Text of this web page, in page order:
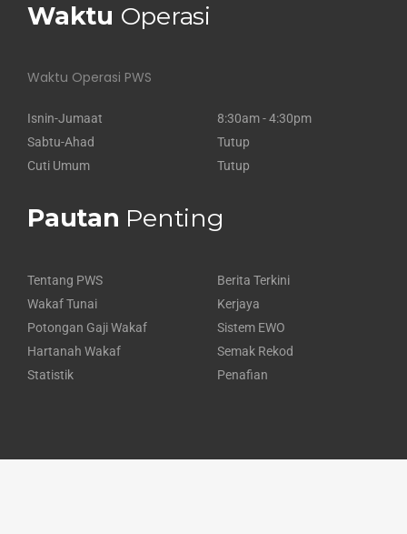
Waktu Operasi
Waktu Operasi PWS
Isnin-Jumaat
Sabtu-Ahad
Cuti Umum
8:30am - 4:30pm
Tutup
Tutup
Pautan Penting
Tentang PWS
Wakaf Tunai
Potongan Gaji Wakaf
Hartanah Wakaf
Statistik
Berita Terkini
Kerjaya
Sistem EWO
Semak Rekod
Penafian